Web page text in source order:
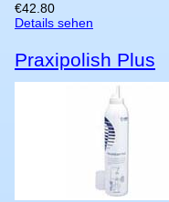
€42.80
Details sehen
Praxipolish Plus